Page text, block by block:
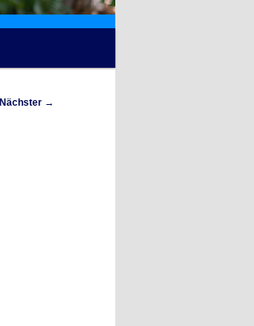
Nächster →